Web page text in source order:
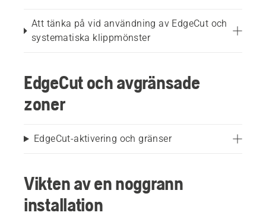
Att tänka på vid användning av EdgeCut och
systematiska klippmönster
EdgeCut och avgränsade
zoner
EdgeCut-aktivering och gränser
Vikten av en noggrann
installation